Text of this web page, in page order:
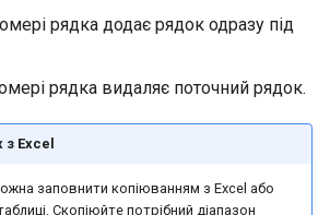
рядка додає рядок одразу під
рядка видаляє поточний рядок.
з Excel
заповнити копіюванням з Excel або
Скопіюйте потрібний діапазон